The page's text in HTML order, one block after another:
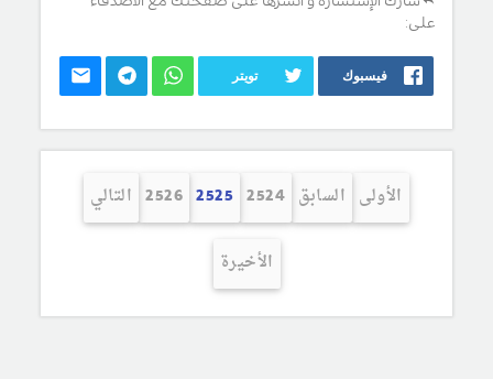
على:
فيسبوك تويتر
الأولى السابق 2524
2525
2526 التالي
الأخيرة